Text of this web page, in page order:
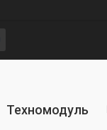
Техномодуль